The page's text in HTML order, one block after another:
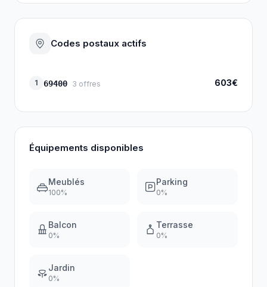
Codes postaux actifs
1 69400 3 offres 603€
Équipements disponibles
Meublés
100%
Parking
0%
Balcon
0%
Terrasse
0%
Jardin
0%